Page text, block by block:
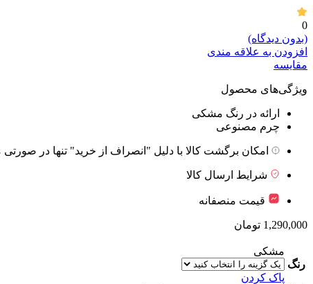
0
(بدون دیدگاه)
افزودن به علاقه مندی
مقایسه
ویژگی‌های محصول
ارائه در رنگ مشکی
چرم مصنوعی
امکان برگشت کالا با دلیل "انصراف از خرید" تنها در
شرایط ارسال کالا
قیمت منصفانه
1,290,000 تومان
رنگ
مشکی
پاک کردن